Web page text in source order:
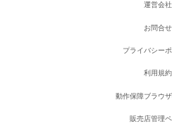
運営会社
お問合せ
プライバシー
利用規約
動作保障ブラウ
販売店管理